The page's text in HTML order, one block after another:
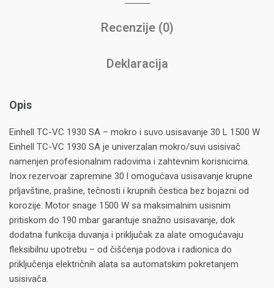
Recenzije (0)
Deklaracija
Opis
Einhell TC-VC 1930 SA – mokro i suvo usisavanje 30 L 1500 W
Einhell TC-VC 1930 SA je univerzalan mokro/suvi usisivač
namenjen profesionalnim radovima i zahtevnim korisnicima.
Inox rezervoar zapremine 30 l omogućava usisavanje krupne
prljavštine, prašine, tečnosti i krupnih čestica bez bojazni od
korozije. Motor snage 1500 W sa maksimalnim usisnim
pritiskom do 190 mbar garantuje snažno usisavanje, dok
dodatna funkcija duvanja i priključak za alate omogućavaju
fleksibilnu upotrebu – od čišćenja podova i radionica do
priključenja električnih alata sa automatskim pokretanjem
usisivača.